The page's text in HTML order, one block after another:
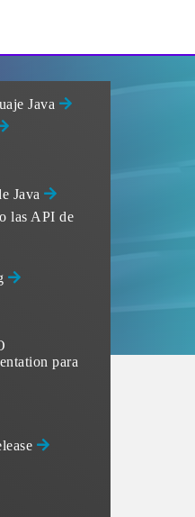
Java
Java
las API de
para